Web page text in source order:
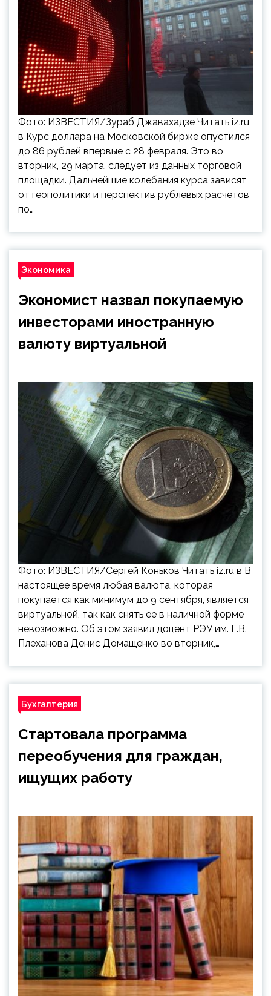
Фото: ИЗВЕСТИЯ/Зураб Джавахадзе Читать iz.ru
в Курс доллара на Московской бирже опустился
до 86 рублей впервые с 28 февраля. Это во
вторник, 29 марта, следует из данных торговой
площадки. Дальнейшие колебания курса зависят
от геополитики и перспектив рублевых расчетов
по…
Экономика
Экономист назвал покупаемую
инвесторами иностранную
валюту виртуальной
Фото: ИЗВЕСТИЯ/Сергей Коньков Читать iz.ru в В
настоящее время любая валюта, которая
покупается как минимум до 9 сентября, является
виртуальной, так как снять ее в наличной форме
невозможно. Об этом заявил доцент РЭУ им. Г.В.
Плеханова Денис Домащенко во вторник,…
Бухгалтерия
Стартовала программа
переобучения для граждан,
ищущих работу